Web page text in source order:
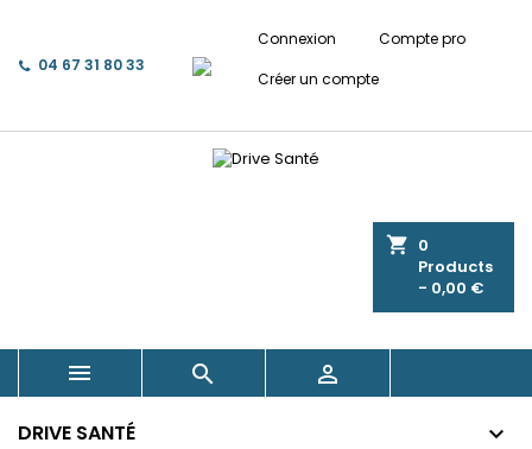
04 67 31 80 33
Connexion
Créer un compte
Compte pro
shopping_cart 0
Products
- 0,00 €
  
DRIVE SANTÉ